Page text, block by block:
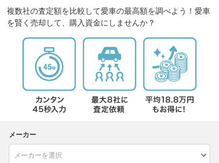
複数社の査定額を比較して愛車の最高額を調べよう！愛車
を賢く売却して、購入資金にしませんか？
メーカー